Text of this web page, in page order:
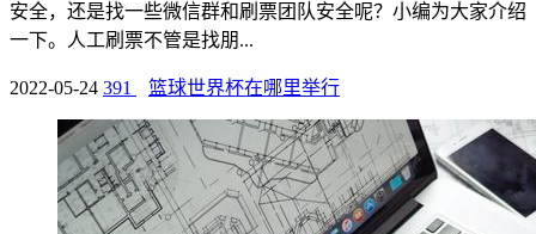
安全，还是找一些微信群和刷票团队安全呢？小编为大家介绍
一下。人工刷票不管是找朋...
2022-05-24 391 篮球世界杯在哪里举行